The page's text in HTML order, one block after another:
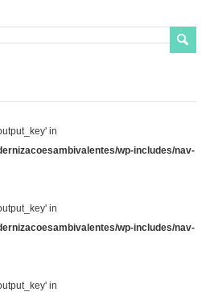
in
wp-includes/nav-
in
wp-includes/nav-
in